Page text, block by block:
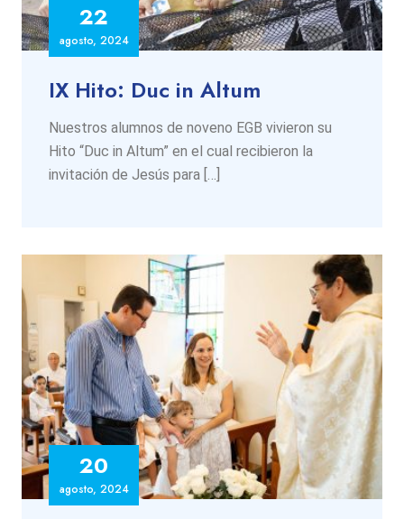
22
agosto, 2024
IX Hito: Duc in Altum
Nuestros alumnos de noveno EGB vivieron su
Hito “Duc in Altum” en el cual recibieron la
invitación de Jesús para […]
20
agosto, 2024